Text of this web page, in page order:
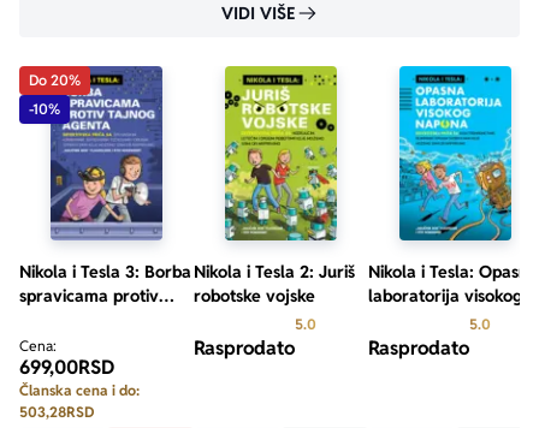
VIDI VIŠE
Do 20%
-10%
Nikola i Tesla 3: Borba
spravicama protiv
Cena:
699,00RSD
Članska cena i do:
503,28RSD
Nikola i Tesla 2: Juriš
robotske vojske
5.0 Prosecna ocena je 5.0 od 5
Rasprodato
Nikola i Tesla: Opasna
laboratorija visokog
5.0
Rasprodato